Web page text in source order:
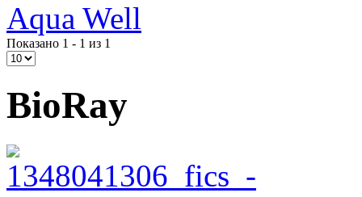
Aqua Well
Показано 1 - 1 из 1
BioRay